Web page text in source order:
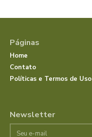
Páginas
Home
Contato
Políticas e Termos de Uso
Newsletter